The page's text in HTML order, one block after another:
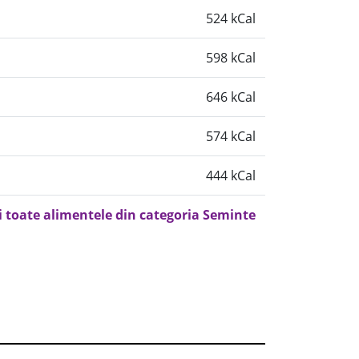
524 kCal
598 kCal
646 kCal
574 kCal
444 kCal
toate alimentele din categoria Seminte